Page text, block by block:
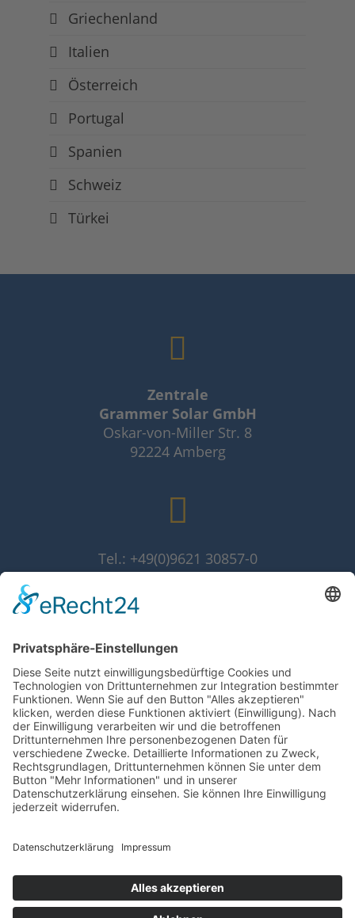
Griechenland
Italien
Österreich
Portugal
Spanien
Schweiz
Türkei
Zentrale
Grammer Solar GmbH
Oskar-von-Miller Str. 8
92224 Amberg
Tel.: +49(0)9621 30857-0
Fax: +49(0)9621 30857-10
info@grammer-solar.de
www.grammer-solar.com
Datenschutzerklärung
AGB